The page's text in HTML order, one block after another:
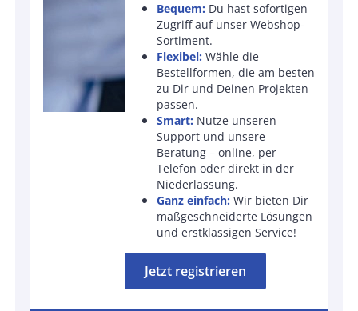
Bequem: Du hast sofortigen
Zugriff auf unser Webshop-
Sortiment.
Flexibel: Wähle die
Bestellformen, die am besten
zu Dir und Deinen Projekten
passen.
Smart: Nutze unseren
Support und unsere
Beratung – online, per
Telefon oder direkt in der
Niederlassung.
Ganz einfach: Wir bieten Dir
maßgeschneiderte Lösungen
und erstklassigen Service!
Jetzt registrieren